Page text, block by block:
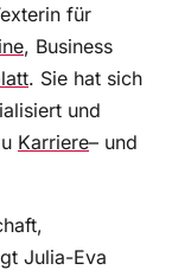
für
, Business
. Sie hat sich
und
Karriere– und
Julia-Eva